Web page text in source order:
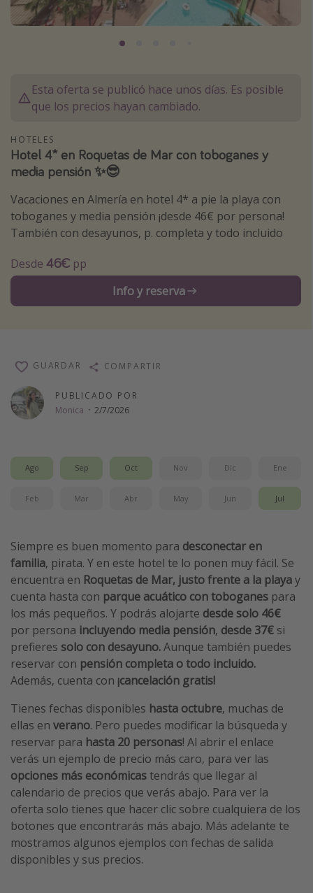
Marruecos
Tailandia
Maldivas
Inspiración para viajes
Camping
Glamping
Viajes en tren
Viajar sola como mujer
Ofertas para Vacaciones Activas
Viajes en familia
Escapadas románticas
Más temas
Cruceros por el Mediterráneo
Viaja con musicales
El Rey León el musical
Harry Potter en Londres y otros destinos
Eventos deportivos
Esta oferta se publicó hace unos días. Es posible
que los precios hayan cambiado.
HOTELES
Hotel 4* en Roquetas de Mar con toboganes y
media pensión ✨😎
Vacaciones en Almería en hotel 4* a pie la playa con
toboganes y media pensión ¡desde 46€ por persona!
También con desayunos, p. completa y todo incluido
Desde 46€ pp
Info y reserva
PUBLICADO POR
Monica · 2/7/2026
GUARDAR COMPARTIR
Ago Sep Oct Nov Dic Ene
Feb Mar Abr May Jun Jul
Siempre es buen momento para desconectar en
familia, pirata. Y en este hotel te lo ponen muy fácil. Se
encuentra en Roquetas de Mar, justo frente a la playay
cuenta hasta con parque acuático con toboganes para
los más pequeños. Y podrás alojarte desde solo 46€
por persona incluyendo media pensión, desde 37€ si
prefieres solo con desayuno.Aunque también puedes
reservar con pensión completa o todo incluido.
Además, cuenta con ¡cancelación gratis!
Tienes fechas disponibles hasta octubre, muchas de
ellas en verano. Pero puedes modificar la búsqueda y
reservar para hasta 20 personas! Al abrir el enlace
verás un ejemplo de precio más caro, para ver las
opciones más económicas tendrás que llegar al
calendario de precios que verás abajo. Para ver la
oferta solo tienes que hacer clic sobre cualquiera de los
botones que encontrarás más abajo. Más adelante te
mostramos algunos ejemplos con fechas de salida
disponibles y sus precios.